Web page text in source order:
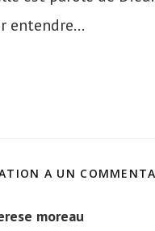
entendre…
A UN
moreau